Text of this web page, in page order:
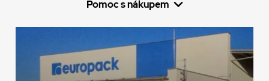
Pomoc s nákupem